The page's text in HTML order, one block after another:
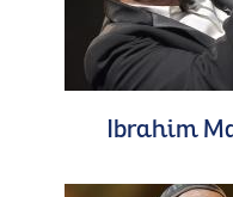
Ibrahim